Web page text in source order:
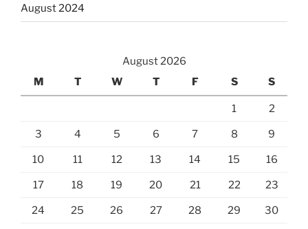
August 2024
August 2026
M
T W T F S S
1 2
3 4 5 6 7 8 9
10 11 12 13 14 15 16
17 18 19 20 21 22 23
24 25 26 27 28 29 30